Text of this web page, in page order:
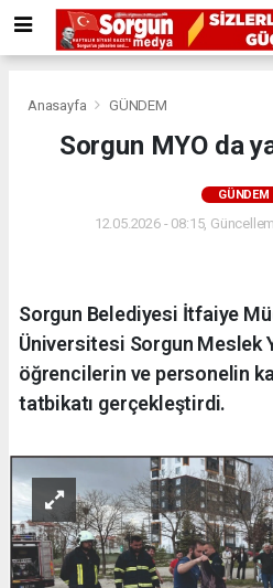
Anasayfa GÜNDEM
Sorgun MYO da
GÜNDEM
12.05.2026 - 08:15,
Sorgun Belediyesi İtfaiye
Üniversitesi Sorgun Meslek
öğrencilerin ve personelin
tatbikatı gerçekleştirdi.